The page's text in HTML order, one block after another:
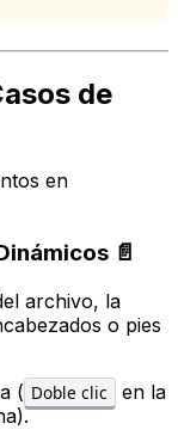
de
en
📄
archivo, la
o pies
( Doble clic
en la